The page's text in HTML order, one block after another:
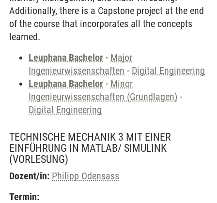
Additionally, there is a Capstone project at the end
of the course that incorporates all the concepts
learned.
Leuphana Bachelor - Major
Ingenieurwissenschaften - Digital Engineering
Leuphana Bachelor - Minor
Ingenieurwissenschaften (Grundlagen) -
Digital Engineering
TECHNISCHE MECHANIK 3 MIT EINER
EINFÜHRUNG IN MATLAB/ SIMULINK
(VORLESUNG)
Dozent/in: Philipp Odensass
Termin: